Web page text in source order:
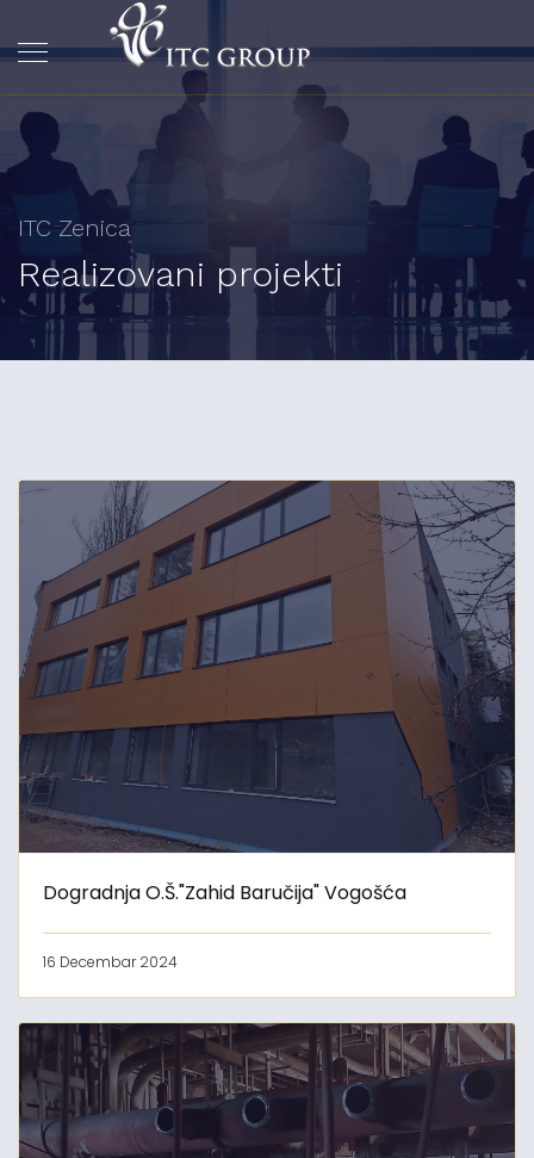
ITC Zenica
Realizovani projekti
Dogradnja O.Š."Zahid Baručija" Vogošća
16 Decembar 2024